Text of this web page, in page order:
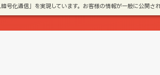
号化通信」を実現しています。お客様の情報が一般に公開さ